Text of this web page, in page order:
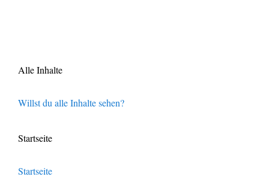
Alle Inhalte
Willst du alle Inhalte sehen?
Startseite
Startseite